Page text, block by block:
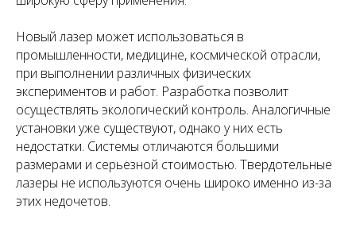
Новый лазер может использоваться в
промышленности, медицине, космической отрасли,
при выполнении различных физических
экспериментов и работ. Разработка позволит
осуществлять экологический контроль. Аналогичные
установки уже существуют, однако у них есть
недостатки. Системы отличаются большими
размерами и серьезной стоимостью. Твердотельные
лазеры не используются очень широко именно из-за
этих недочетов.